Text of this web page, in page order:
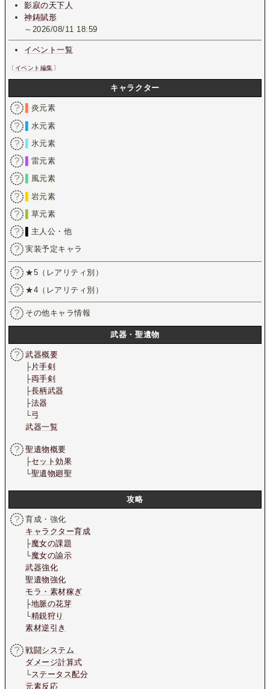
影寂の天下人
神鋳賦形
～2026/08/11 18:59
イベント一覧
〔 イベント編集 〕
キャラクター
炎元素
水元素
氷元素
雷元素
風元素
岩元素
草元素
主人公・他
実装予定キャラ
★5（レアリティ別）
★4（レアリティ別）
その他キャラ情報
武器・聖遺物
武器概要
├片手剣
├両手剣
├長柄武器
├法器
└弓
武器一覧
聖遺物概要
├セット効果
└聖遺物廻聖
攻略
育成・強化
キャラクター育成
├魔女の課題
└魔女の諭示
武器強化
聖遺物強化
モラ・素材稼ぎ
├地脈の花芽
└精鋭狩り
素材逆引き
戦闘システム
ダメージ計算式
└ステータス配分
元素反応